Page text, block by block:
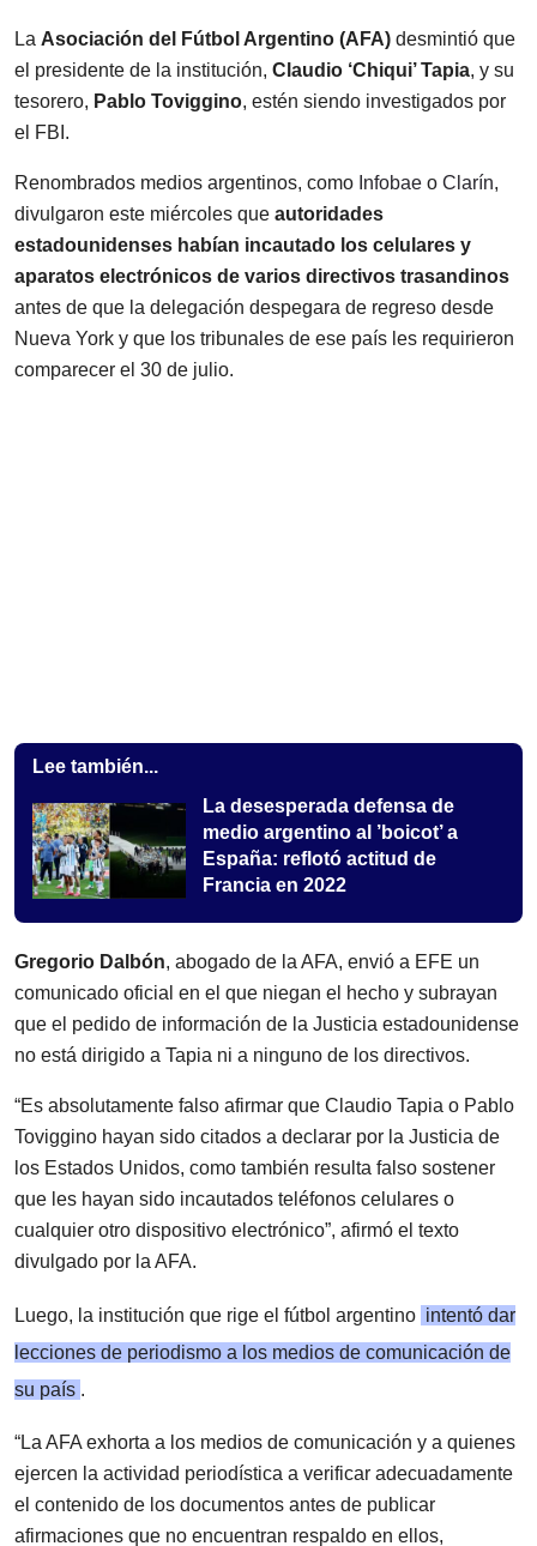
La Asociación del Fútbol Argentino (AFA) desmintió que
el presidente de la institución, Claudio ‘Chiqui’ Tapia, y su
tesorero, Pablo Toviggino, estén siendo investigados por
el FBI.
Renombrados medios argentinos, como Infobae o Clarín,
divulgaron este miércoles que autoridades
estadounidenses habían incautado los celulares y
aparatos electrónicos de varios directivos trasandinos
antes de que la delegación despegara de regreso desde
Nueva York y que los tribunales de ese país les requirieron
comparecer el 30 de julio.
Lee también...
La desesperada defensa de
medio argentino al ’boicot’ a
España: reflotó actitud de
Francia en 2022
Gregorio Dalbón, abogado de la AFA, envió a EFE un
comunicado oficial en el que niegan el hecho y subrayan
que el pedido de información de la Justicia estadounidense
no está dirigido a Tapia ni a ninguno de los directivos.
“Es absolutamente falso afirmar que Claudio Tapia o Pablo
Toviggino hayan sido citados a declarar por la Justicia de
los Estados Unidos, como también resulta falso sostener
que les hayan sido incautados teléfonos celulares o
cualquier otro dispositivo electrónico”, afirmó el texto
divulgado por la AFA.
Luego, la institución que rige el fútbol argentino intentó dar
lecciones de periodismo a los medios de comunicación de
su país .
“La AFA exhorta a los medios de comunicación y a quienes
ejercen la actividad periodística a verificar adecuadamente
el contenido de los documentos antes de publicar
afirmaciones que no encuentran respaldo en ellos,